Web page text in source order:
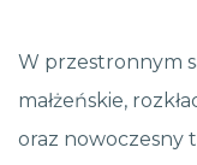
W przestronnym
małżeńskie,
oraz nowoczesny